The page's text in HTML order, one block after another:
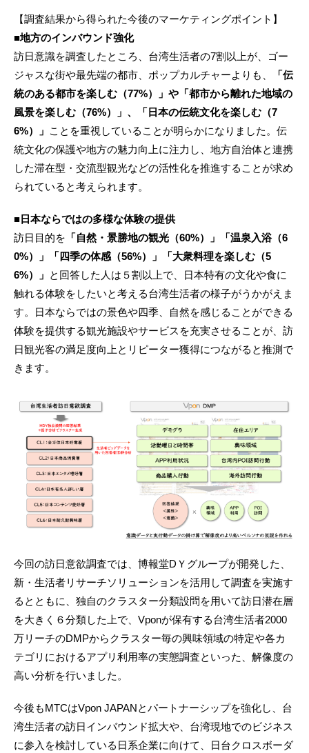
【調査結果から得られた今後のマーケティングポイント】
■地方のインバウンド強化
訪日意識を調査したところ、台湾生活者の7割以上が、ゴー
ジャスな街や最先端の都市、ポップカルチャーよりも、
「伝
統のある都市を楽しむ（77%）」や「都市から離れた地域の
風景を楽しむ（76%）」、「日本の伝統文化を楽しむ（7
6%）」 ことを重視していることが明らかになりました。伝
統文化の保護や地方の魅力向上に注力し、地方自治体と連携
した滞在型・交流型観光などの活性化を推進することが求め
られていると考えられます。
■日本ならではの多様な体験の提供
訪日目的を 「自然・景勝地の観光（60%）」「温泉入浴（6
0%）」「四季の体感（56%）」「大衆料理を楽しむ（5
6%）」 と回答した人は５割以上で、日本特有の文化や食に
触れる体験をしたいと考える台湾生活者の様子がうかがえま
す。日本ならではの景色や四季、自然を感じることができる
体験を提供する観光施設やサービスを充実させることが、訪
日観光客の満足度向上とリピーター獲得につながると推測で
きます。
今回の訪日意欲調査では、博報堂DＹグループが開発した、
新・生活者リサーチソリューションを活用して調査を実施す
るとともに、独自のクラスター分類設問を用いて訪日潜在層
を大きく６分類した上で、Vponが保有する台湾生活者2000
万リーチのDMPからクラスター毎の興味領域の特定や各カ
テゴリにおけるアプリ利用率の実態調査といった、解像度の
高い分析を行いました。
今後もMTCはVpon JAPANとパートナーシップを強化し、台
湾生活者の訪日インバウンド拡大や、台湾現地でのビジネス
に参入を検討している日系企業に向けて、日台クロスボーダ